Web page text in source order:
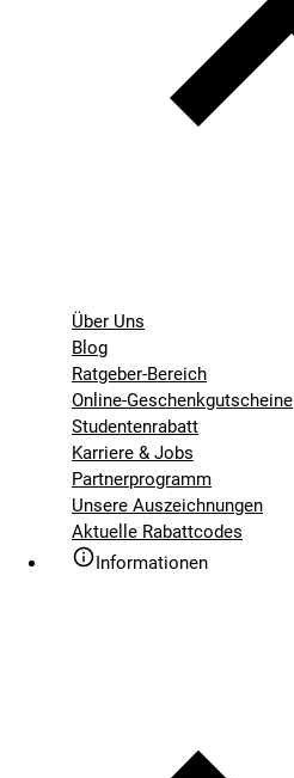
Über Uns
Blog
Ratgeber-Bereich
Online-Geschenkgutscheine
Studentenrabatt
Karriere & Jobs
Partnerprogramm
Unsere Auszeichnungen
Aktuelle Rabattcodes
Informationen